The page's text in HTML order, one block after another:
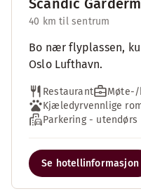
Scandic
40 km til sentrum
Bo nær flyplassen,
Oslo Lufthavn.
Restaurant
Kjæledyrvennlige
Parkering - utendørs
Se hotellinformasjon